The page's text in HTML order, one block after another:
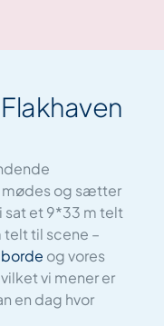
mødes og sætter
sat et 9*33 m telt
til scene –
og vores
vi mener er
en dag hvor